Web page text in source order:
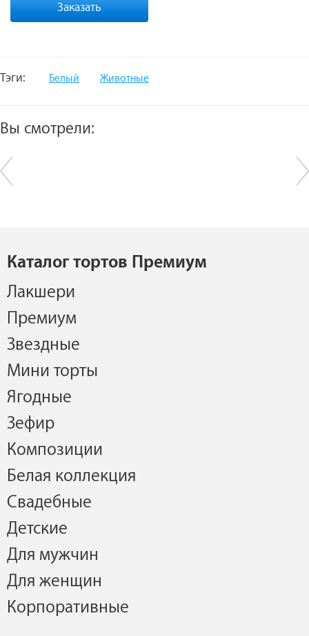
Заказать
Тэги: Белый Животные
Вы смотрели:
Каталог тортов Премиум
Лакшери
Премиум
Звездные
Мини торты
Ягодные
Зефир
Композиции
Белая коллекция
Свадебные
Детские
Для мужчин
Для женщин
Корпоративные